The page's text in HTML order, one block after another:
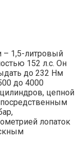
– 1,5-литровый
152 л.с. Он
до 232 Нм
до 4000
цепной
лопаток